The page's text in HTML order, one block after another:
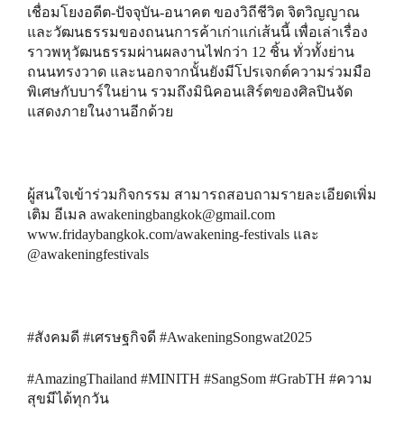
เชื่อมโยงอดีต-ปัจจุบัน-อนาคต ของวิถีชีวิต จิตวิญญาณ
และวัฒนธรรมของถนนการค้าเก่าแก่เส้นนี้ เพื่อเล่าเรื่อง
ราวพหุวัฒนธรรมผ่านผลงานไฟกว่า 12 ชิ้น ทั่วทั้งย่าน
ถนนทรงวาด และนอกจากนั้นยังมีโปรเจกต์ความร่วมมือ
พิเศษกับบาร์ในย่าน รวมถึงมินิคอนเสิร์ตของศิลปินจัด
แสดงภายในงานอีกด้วย
ผู้สนใจเข้าร่วมกิจกรรม สามารถสอบถามรายละเอียดเพิ่ม
เติม อีเมล awakeningbangkok@gmail.com
www.fridaybangkok.com/awakening-festivals และ
@awakeningfestivals
#สังคมดี #เศรษฐกิจดี #AwakeningSongwat2025
#AmazingThailand #MINITH #SangSom #GrabTH #ความ
สุขมีได้ทุกวัน